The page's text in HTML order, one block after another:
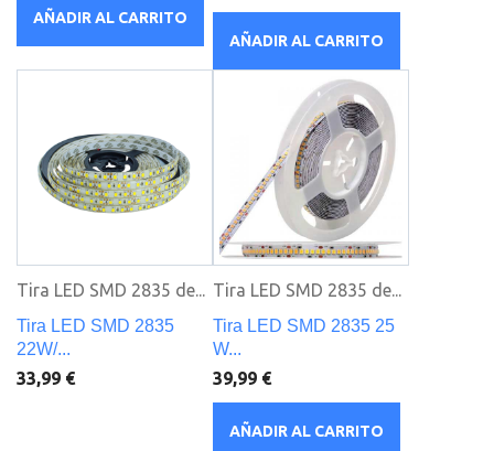
AÑADIR AL CARRITO
AÑADIR AL CARRITO
Tira LED SMD 2835 de...
Tira LED SMD 2835
22W/...
33,99 €
Tira LED SMD 2835 de...
Tira LED SMD 2835 25
W...
39,99 €
AÑADIR AL CARRITO